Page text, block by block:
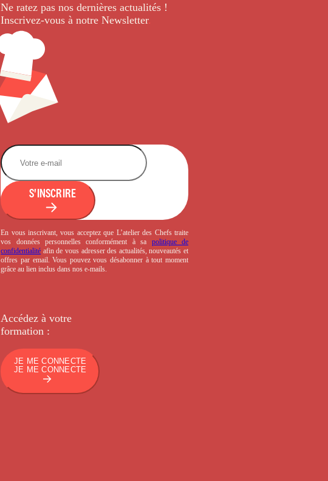
Ne ratez pas nos dernièresactualités !
Inscrivez-vous à notre Newsletter.
S'INSCRIRE
En vous inscrivant, vous acceptez que L’atelier des Chefs traite
vos données personnelles conformément à sa politique de
confidentialité afin de vous adresser des actualités, nouveautés et
offres par email. Vous pouvez vous désabonner à tout moment
grâce au lien inclus dans nos e-mails.
Accédez à votre
formation :
JE ME CONNECTE
JE ME CONNECTE